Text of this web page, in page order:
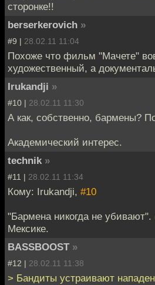
сторонке!!
berserkerovich »
#9 | 28.02.11 11:04
Похоже что фильм "Мачете"
художественный, а
Irukandji »
#10 | 28.02.11 11:30
А как, собственно, бармены?
Академический интерес.
technik »
#11 | 28.02.11 11:34
Кому: Irukandji, #10
"Бармена никогда не
Мексике.
BASSBOOST »
#12 | 28.02.11 11:38
> Бандиты устраивают